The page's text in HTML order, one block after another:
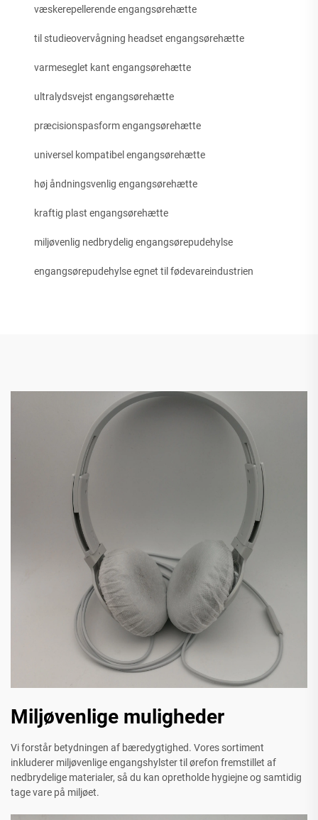
væskerepellerende engangsørehætte
til studieovervågning headset engangsørehætte
varmeseglet kant engangsørehætte
ultralydsvejst engangsørehætte
præcisionspasform engangsørehætte
universel kompatibel engangsørehætte
høj åndningsvenlig engangsørehætte
kraftig plast engangsørehætte
miljøvenlig nedbrydelig engangsørepudehylse
engangsørepudehylse egnet til fødevareindustrien
Miljøvenlige muligheder
Vi forstår betydningen af bæredygtighed. Vores sortiment
inkluderer miljøvenlige engangshylster til ørefon fremstillet af
nedbrydelige materialer, så du kan opretholde hygiejne og samtidig
tage vare på miljøet.